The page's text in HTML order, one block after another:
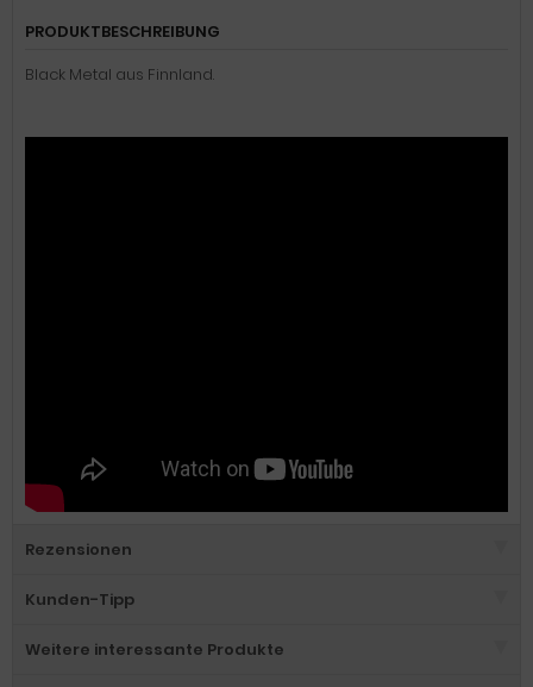
PRODUKTBESCHREIBUNG
Black Metal aus Finnland.
Rezensionen
Kunden-Tipp
Weitere interessante Produkte